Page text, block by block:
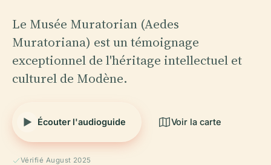
Le Musée Muratorian (Aedes
Muratoriana) est un témoignage
exceptionnel de l'héritage intellectuel et
culturel de Modène.
Écouter l'audioguide Voir la carte
Vérifié August 2025